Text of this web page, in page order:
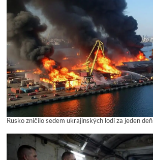
Rusko zničilo sedem ukrajinských lodí za jeden deň